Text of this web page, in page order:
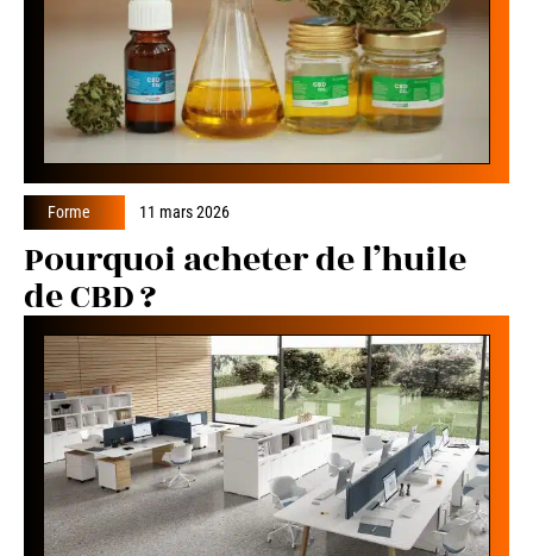
Forme 11 mars 2026
Pourquoi acheter de l’huile
de CBD ?